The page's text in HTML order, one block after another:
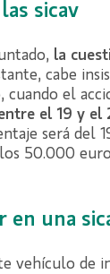
sicav
la
cabe
cuando el
el 19 y el
será del
50.000
en una
vehículo de